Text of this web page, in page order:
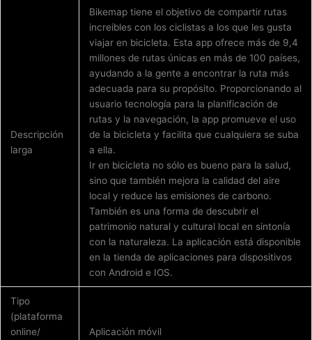
Descripción
larga
Bikemap tiene el objetivo de compartir rutas
increíbles con los ciclistas a los que les gusta
viajar en bicicleta. Esta app ofrece más de 9,4
millones de rutas únicas en más de 100 países,
ayudando a la gente a encontrar la ruta más
adecuada para su propósito. Proporcionando al
usuario tecnología para la planificación de
rutas y la navegación, la app promueve el uso
de la bicicleta y facilita que cualquiera se suba
a ella.
Ir en bicicleta no sólo es bueno para la salud,
sino que también mejora la calidad del aire
local y reduce las emisiones de carbono.
También es una forma de descubrir el
patrimonio natural y cultural local en sintonía
con la naturaleza. La aplicación está disponible
en la tienda de aplicaciones para dispositivos
con Android e IOS.
Tipo
(plataforma
online/
Aplicación móvil